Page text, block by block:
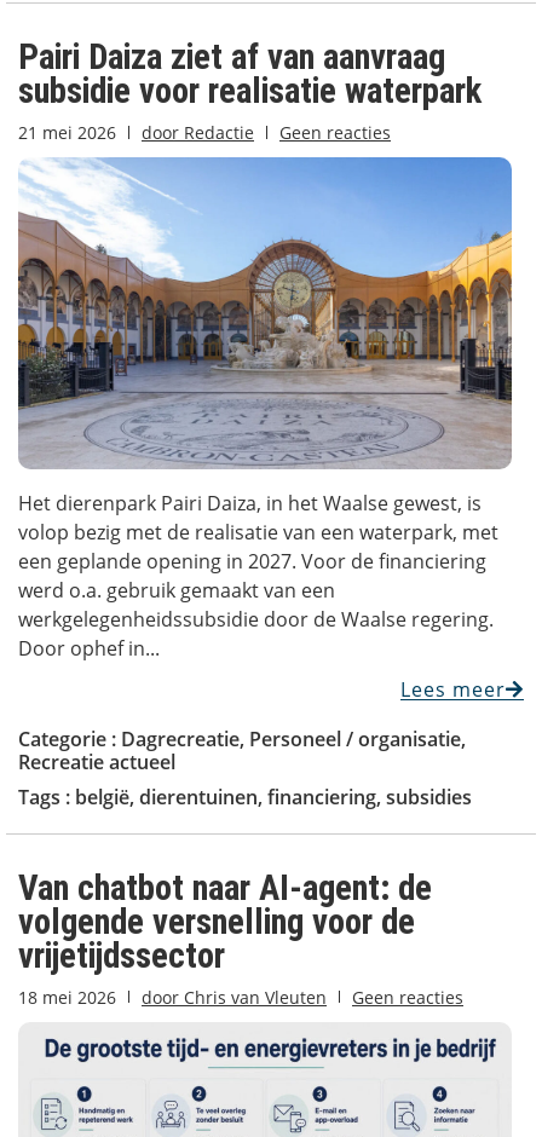
Pairi Daiza ziet af van aanvraag
subsidie voor realisatie waterpark
21 mei 2026 door Redactie Geen reacties
Het dierenpark Pairi Daiza, in het Waalse gewest, is
volop bezig met de realisatie van een waterpark, met
een geplande opening in 2027. Voor de financiering
werd o.a. gebruik gemaakt van een
werkgelegenheidssubsidie door de Waalse regering.
Door ophef in...
Lees meer
Categorie : Dagrecreatie, Personeel / organisatie,
Recreatie actueel
Tags : belgië, dierentuinen, financiering, subsidies
Van chatbot naar AI-agent: de
volgende versnelling voor de
vrijetijdssector
18 mei 2026 door Chris van Vleuten Geen reacties